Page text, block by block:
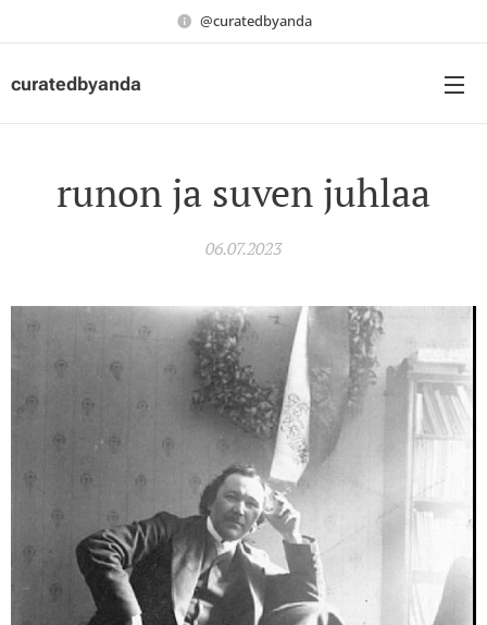
@curatedbyanda
curatedbyanda
runon ja suven juhlaa
06.07.2023